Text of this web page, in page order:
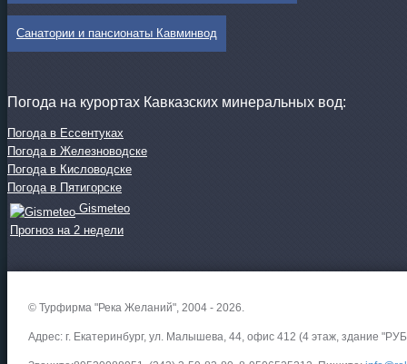
Санатории и пансионаты Кавминвод
Погода на курортах Кавказских минеральных вод:
Погода в Ессентуках
Погода в Железноводске
Погода в Кисловодске
Погода в Пятигорске
Gismeteo
Прогноз на 2 недели
© Турфирма "Река Желаний", 2004 - 2026.
Адрес: г. Екатеринбург, ул. Малышева, 44, офис 412 (4 этаж, здание